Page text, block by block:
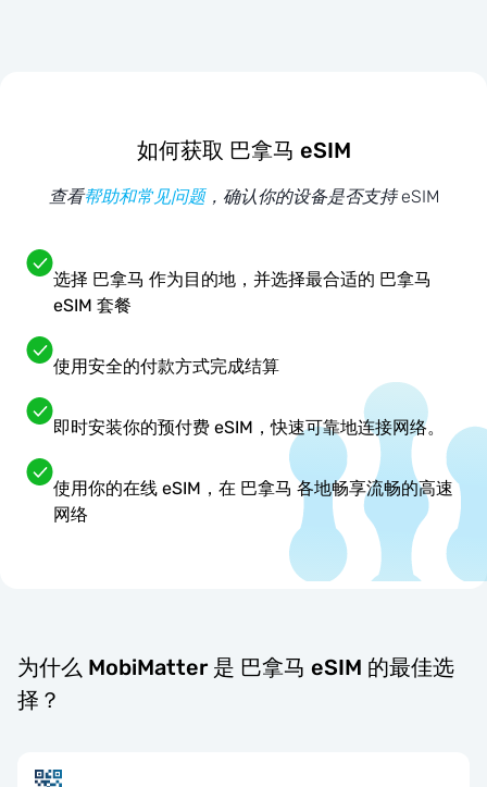
如何获取 巴拿马 eSIM
查看帮助和常见问题，确认你的设备是否支持 eSIM
选择 巴拿马 作为目的地，并选择最合适的 巴拿马
eSIM 套餐
使用安全的付款方式完成结算
即时安装你的预付费 eSIM，快速可靠地连接网络。
使用你的在线 eSIM，在 巴拿马 各地畅享流畅的高速
网络
为什么 MobiMatter 是 巴拿马 eSIM 的最佳选
择？